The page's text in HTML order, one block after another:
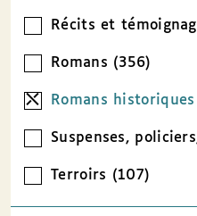
Récits et
Romans (356)
Romans
Suspenses,
Terroirs (107)